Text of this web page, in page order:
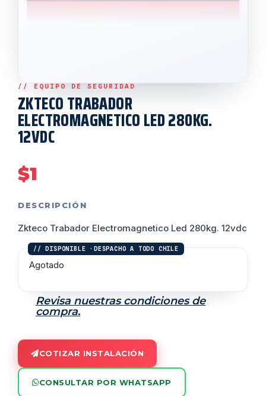
ZKTECO TRABADOR
ELECTROMAGNETICO LED 280KG.
12VDC
$1
DESCRIPCIÓN
Zkteco Trabador Electromagnetico Led 280kg. 12vdc
Agotado
Revisa nuestras condiciones de
compra.
COTIZAR INSTALACIÓN
CONSULTAR POR WHATSAPP